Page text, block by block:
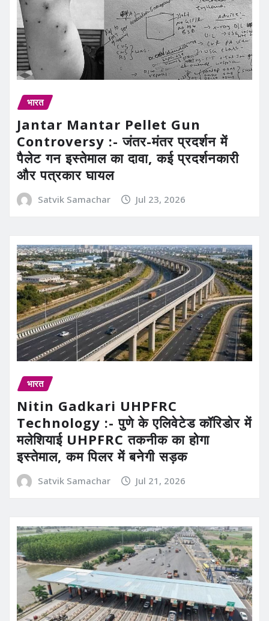
भारत
Jantar Mantar Pellet Gun
Controversy :- जंतर-मंतर प्रदर्शन में
पैलेट गन इस्तेमाल का दावा, कई प्रदर्शनकारी
और पत्रकार घायल
Satvik Samachar Jul 23, 2026
भारत
Nitin Gadkari UHPFRC
Technology :- पुणे के एलिवेटेड कॉरिडोर में
मलेशियाई UHPFRC तकनीक का होगा
इस्तेमाल, कम पिलर में बनेगी सड़क
Satvik Samachar Jul 21, 2026